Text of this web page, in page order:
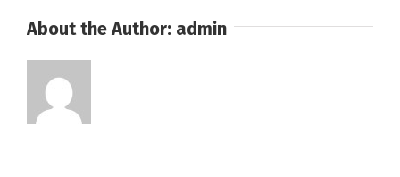
About the Author: admin